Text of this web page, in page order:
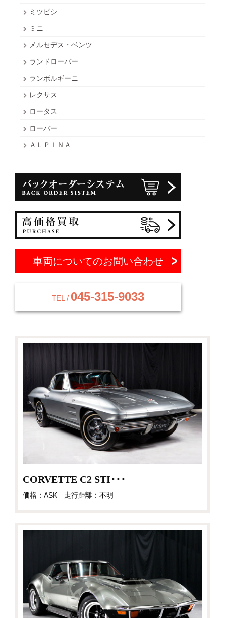
ミツビシ
ミニ
メルセデス・ベンツ
ランドローバー
ランボルギーニ
レクサス
ロータス
ローバー
ＡＬＰＩＮＡ
車両についてのお問い合わせ
TEL / 045-315-9033
CORVETTE C2 STI･･･
価格：ASK 走行距離：不明